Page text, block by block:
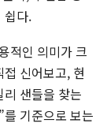
쉽다.
적인 의미가 크
신어보고, 현
샌들을 찾는
기준으로 보는